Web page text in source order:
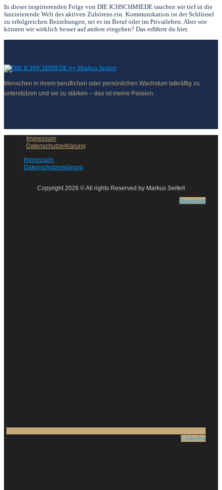
In dieser inspirierenden Folge von DIE ICHSCHMIEDE tauchen wir tief in die
faszinierende Welt des aktiven Zuhörens ein. Kommunikation ist der Schlüssel
zu erfolgreichen Beziehungen, sei es im Beruf oder im Privatleben. Aber wie
können wir wirklich besser auf andere eingehen? Das erfährst du hier.
Menschen in ihrem beruflichen oder persönlichen Wachstum tatkräftig zu
unterstützen und sie zu stärken – das ist meine Passion.
Impressum
Datenschutzerklärung
Impressum
Datenschutzerklärung
Copyright 2026 © All rights Reserved by Markus Seifert
Instagram
Linkedin